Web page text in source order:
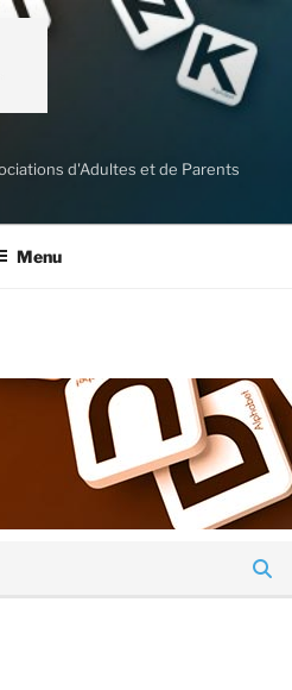
d'Adultes et de Parents
Menu